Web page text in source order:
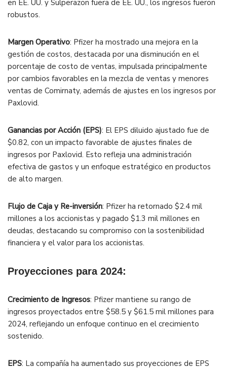
en EE. UU. y Sulperazon fuera de EE. UU., los ingresos fueron
robustos.
Margen Operativo: Pfizer ha mostrado una mejora en la
gestión de costos, destacada por una disminución en el
porcentaje de costo de ventas, impulsada principalmente
por cambios favorables en la mezcla de ventas y menores
ventas de Comirnaty, además de ajustes en los ingresos por
Paxlovid.
Ganancias por Acción (EPS): El EPS diluido ajustado fue de
$0.82, con un impacto favorable de ajustes finales de
ingresos por Paxlovid. Esto refleja una administración
efectiva de gastos y un enfoque estratégico en productos
de alto margen.
Flujo de Caja y Re-inversión: Pfizer ha retornado $2.4 mil
millones a los accionistas y pagado $1.3 mil millones en
deudas, destacando su compromiso con la sostenibilidad
financiera y el valor para los accionistas.
Proyecciones para 2024:
Crecimiento de Ingresos: Pfizer mantiene su rango de
ingresos proyectados entre $58.5 y $61.5 mil millones para
2024, reflejando un enfoque continuo en el crecimiento
sostenido.
EPS: La compañía ha aumentado sus proyecciones de EPS